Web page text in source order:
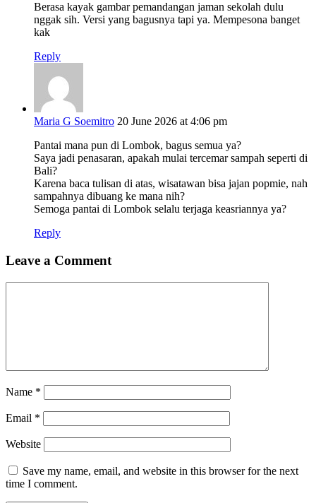
Berasa kayak gambar pemandangan jaman sekolah dulu
nggak sih. Versi yang bagusnya tapi ya. Mempesona banget
kak
Reply
Maria G Soemitro 20 June 2026 at 4:06 pm
Pantai mana pun di Lombok, bagus semua ya?
Saya jadi penasaran, apakah mulai tercemar sampah seperti di
Bali?
Karena baca tulisan di atas, wisatawan bisa jajan popmie, nah
sampahnya dibuang ke mana nih?
Semoga pantai di Lombok selalu terjaga keasriannya ya?
Reply
Leave a Comment
Name *
Email *
Website
Save my name, email, and website in this browser for the next
time I comment.